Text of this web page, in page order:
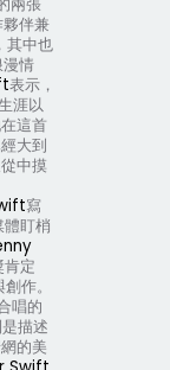
伴兼
其中也
情
表示，
涯以
這首
大到
中摸
寫
盯梢
肯定
作。
唱的
描述
的美